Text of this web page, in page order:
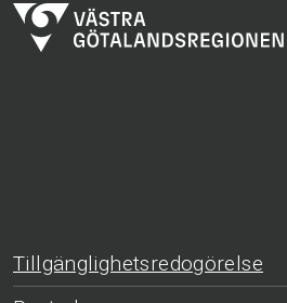
Tillgänglighetsredogörelse